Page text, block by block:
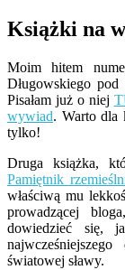
Książki na
Moim hitem
Długowskiego pod
Pisałam już o niej
wywiad. Warto dla
tylko!
Druga książka,
Pamiętnik
właściwą mu
prowadzącej
dowiedzieć się,
światowej sławy.